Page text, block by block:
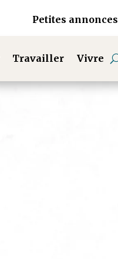
Petites annonces
Travailler Vivre